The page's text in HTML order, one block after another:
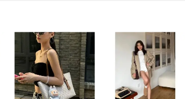
Mytheresa 潮牌折上折💥
Alo打底上衣€61
4折起+叠9折！Acne小白鞋€264
LilySilk 夏季大促来了！可
水洗真丝枕套€20
独家7.5折+狂送€100礼卡